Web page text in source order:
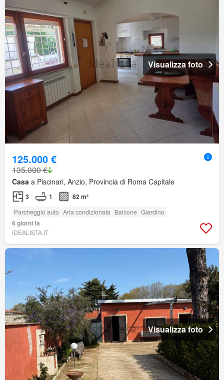
Visualizza foto
125.000 €
135.000 €
Casa a Piscinari, Anzio, Provincia di Roma Capitale
3 1 82 m²
Parcheggio auto Aria condizionata Balcone Giardino
6 giorni fa
IDEALISTA.IT
Visualizza foto